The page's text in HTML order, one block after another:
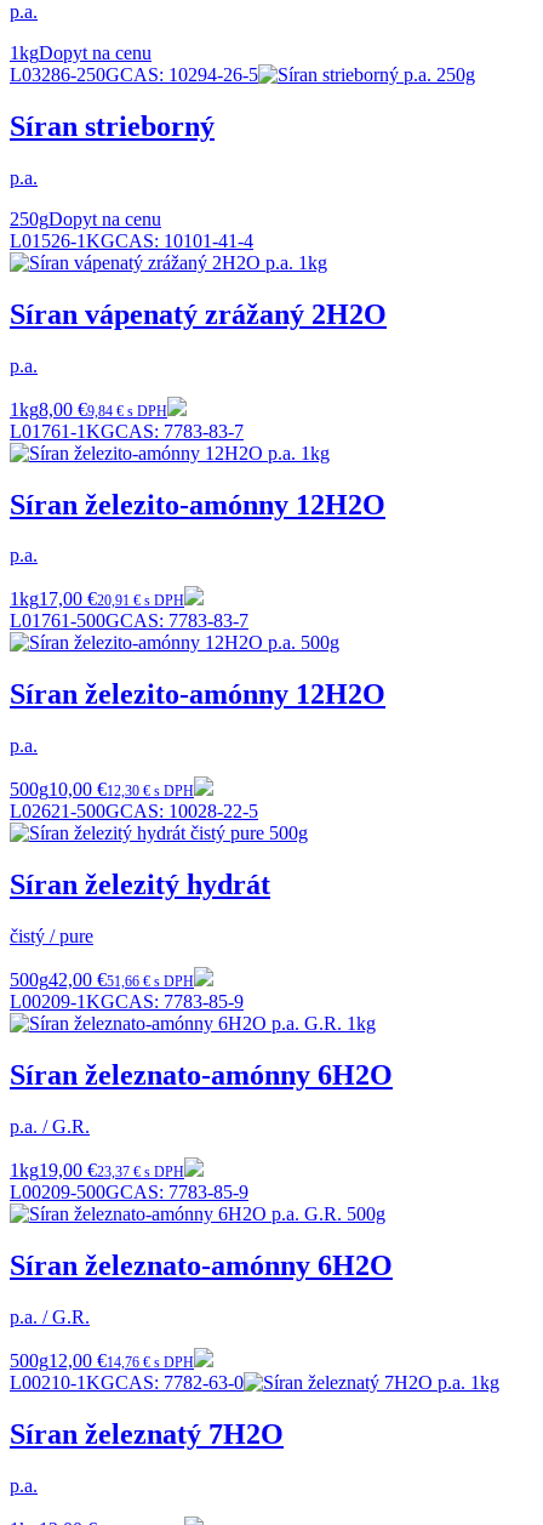
p.a.
1kgDopyt na cenu
L03286-250GCAS: 10294-26-5
Síran strieborný
p.a.
250gDopyt na cenu
L01526-1KGCAS: 10101-41-4
Síran vápenatý zrážaný 2H2O
p.a.
1kg8,00 €9,84 € s DPH
L01761-1KGCAS: 7783-83-7
Síran železito-amónny 12H2O
p.a.
1kg17,00 €20,91 € s DPH
L01761-500GCAS: 7783-83-7
Síran železito-amónny 12H2O
p.a.
500g10,00 €12,30 € s DPH
L02621-500GCAS: 10028-22-5
Síran železitý hydrát
čistý / pure
500g42,00 €51,66 € s DPH
L00209-1KGCAS: 7783-85-9
Síran železnato-amónny 6H2O
p.a. / G.R.
1kg19,00 €23,37 € s DPH
L00209-500GCAS: 7783-85-9
Síran železnato-amónny 6H2O
p.a. / G.R.
500g12,00 €14,76 € s DPH
L00210-1KGCAS: 7782-63-0
Síran železnatý 7H2O
p.a.